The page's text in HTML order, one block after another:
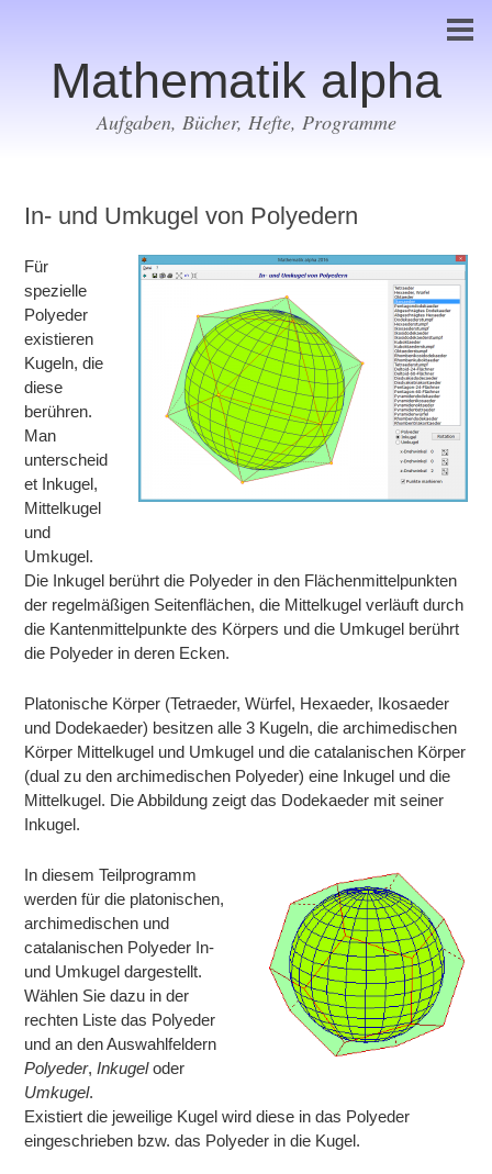
Mathematik alpha
Aufgaben, Bücher, Hefte, Programme
In- und Umkugel von Polyedern
Für
spezielle
Polyeder
existieren
Kugeln, die
diese
berühren.
Man
unterscheid
et Inkugel,
Mittelkugel
und
Umkugel.
Die Inkugel berührt die Polyeder in den Flächenmittelpunkten
der regelmäßigen Seitenflächen, die Mittelkugel verläuft durch
die Kantenmittelpunkte des Körpers und die Umkugel berührt
die Polyeder in deren Ecken.
Platonische Körper (Tetraeder, Würfel, Hexaeder, Ikosaeder
und Dodekaeder) besitzen alle 3 Kugeln, die archimedischen
Körper Mittelkugel und Umkugel und die catalanischen Körper
(dual zu den archimedischen Polyeder) eine Inkugel und die
Mittelkugel. Die Abbildung zeigt das Dodekaeder mit seiner
Inkugel.
In diesem Teilprogramm
werden für die platonischen,
archimedischen und
catalanischen Polyeder In-
und Umkugel dargestellt.
Wählen Sie dazu in der
rechten Liste das Polyeder
und an den Auswahlfeldern
Polyeder,Inkugeloder
Umkugel.
Existiert die jeweilige Kugel wird diese in das Polyeder
eingeschrieben bzw. das Polyeder in die Kugel.